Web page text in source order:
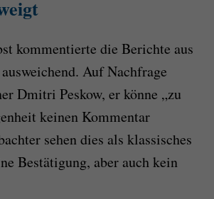
kommentierte die Berichte aus
Auf Nachfrage
Dmitri Peskow, er könne „zu
keinen Kommentar
sehen dies als klassisches
Bestätigung, aber auch kein